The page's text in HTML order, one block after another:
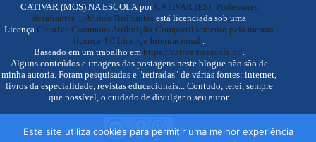
CATIVAR (MOS) NA ESCOLA porCATIVAR (ES): Professores
desafiantes ... Alunos Brilhantesestá licenciada sob uma
LicençaCreative Commons Atribuição-Compartilhamento pela mesma
licença 4.0 Licença Internacional
Baseado em um trabalho em https://cativarnaescola.pt/.
Alguns conteúdos e imagens das postagens neste blogue não são de
minha autoria. Foram pesquisadas e "retiradas" de várias fontes: internet,
livros da especialidade, revistas educacionais... Contudo, terei, sempre
que possível, o cuidado de divulgar o seu autor.
Este site utiliza cookies para permitir uma melhor experiência